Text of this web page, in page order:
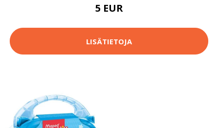
5 EUR
LISÄTIETOJA